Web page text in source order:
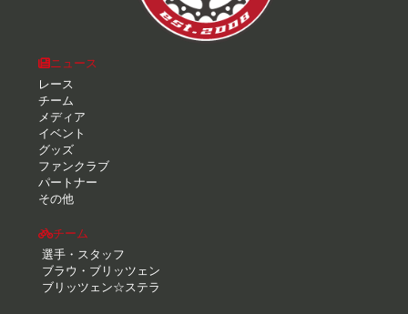
ニュース
レース
チーム
メディア
イベント
グッズ
ファンクラブ
パートナー
その他
チーム
選手・スタッフ
ブラウ・ブリッツェン
ブリッツェン☆ステラ